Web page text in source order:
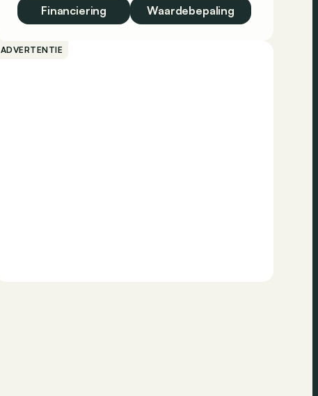
Financiering Waardebepaling
ADVERTENTIE